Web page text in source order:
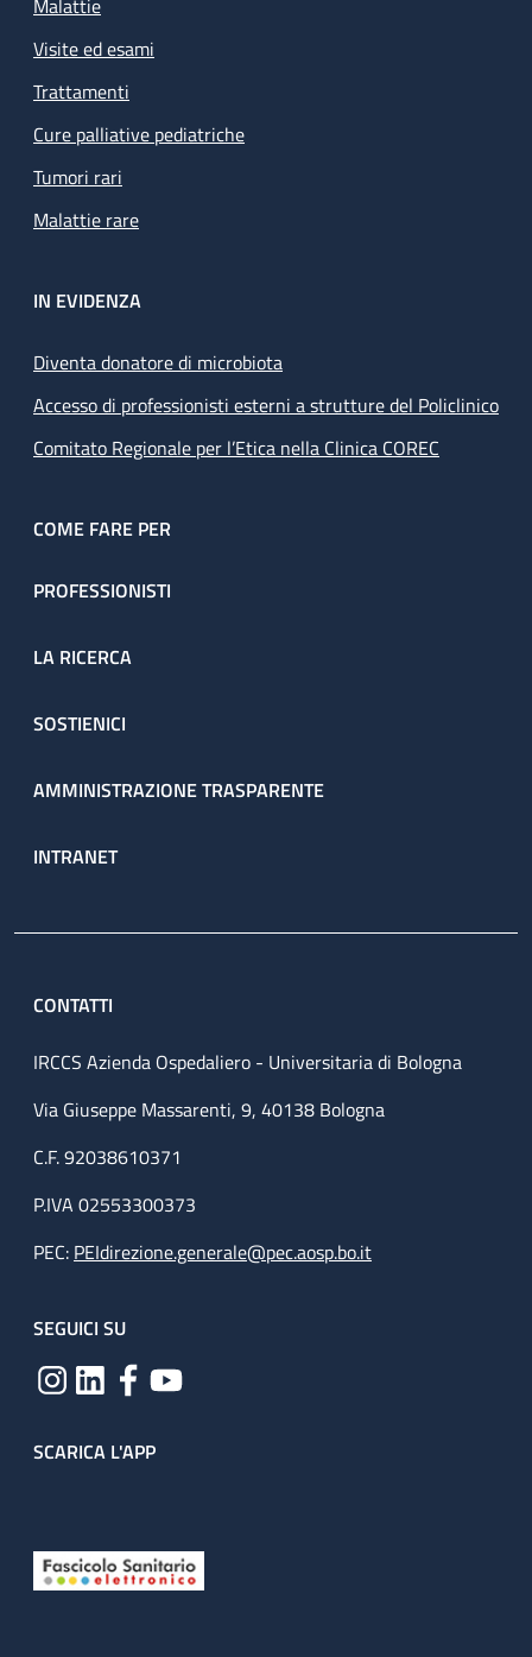
Visite ed esami
Trattamenti
Cure palliative pediatriche
Tumori rari
Malattie rare
IN EVIDENZA
Diventa donatore di microbiota
Accesso di professionisti esterni a strutture del Policlinico
Comitato Regionale per l’Etica nella Clinica COREC
COME FARE PER
PROFESSIONISTI
LA RICERCA
SOSTIENICI
AMMINISTRAZIONE TRASPARENTE
INTRANET
CONTATTI
IRCCS Azienda Ospedaliero - Universitaria di Bologna
Via Giuseppe Massarenti, 9, 40138 Bologna
C.F. 92038610371
P.IVA 02553300373
PEC: PEIdirezione.generale@pec.aosp.bo.it
SEGUICI SU
SCARICA L'APP